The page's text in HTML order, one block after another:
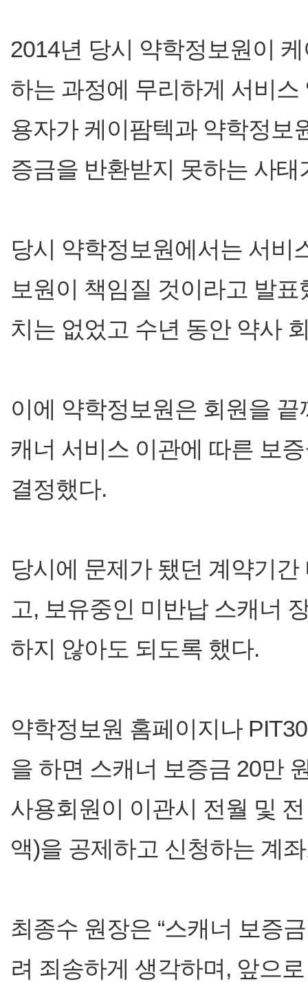
2014년 당시 약학정보원이
하는 과정에 무리하게 서비
용자가 케이팜텍과 약학정보
증금을 반환받지 못하는 사태
당시 약학정보원에서는 서비
보원이 책임질 것이라고 발
치는 없었고 수년 동안 약사
이에 약학정보원은 회원을
캐너 서비스 이관에 따른 보
결정했다.
당시에 문제가 됐던 계약기
고, 보유중인 미반납 스캐너
하지 않아도 되도록 했다.
약학정보원 홈페이지나
을 하면 스캐너 보증금 20만
사용회원이 이관시 전월 및
액)을 공제하고 신청하는 계
최종수 원장은 “스캐너 보증
려 죄송하게 생각하며, 앞으